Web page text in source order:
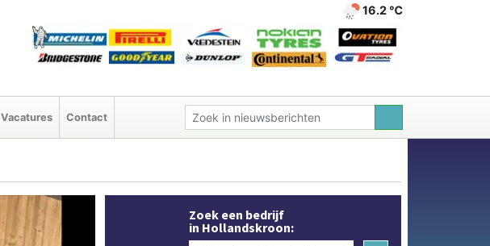
16.2 ℃
Vacatures Contact
Zoek een bedrijf
in Hollandskroon: